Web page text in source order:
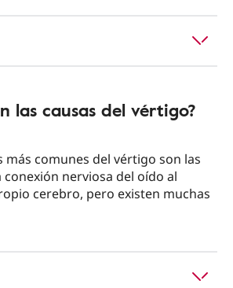
las causas del vértigo?
más comunes del vértigo son las
nerviosa del oído al
cerebro, pero existen muchas